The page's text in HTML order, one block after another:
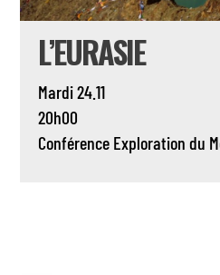
L’EURASIE
Mardi 24.11
20h00
Conférence Exploration du